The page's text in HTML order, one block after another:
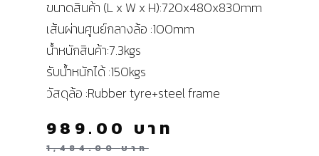
ขนาดสินค้า (L x W x H):720x480x830mm
เส้นผ่านศูนย์กลางล้อ :100mm
น้ำหนักสินค้า:7.3kgs
รับน้ำหนักได้ :150kgs
วัสดุล้อ :Rubber tyre+steel frame
1,484.00บาท
989.00 บาท